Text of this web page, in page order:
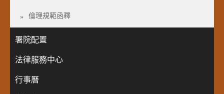
倫理規範函釋
署院配置
法律服務中心
行事曆